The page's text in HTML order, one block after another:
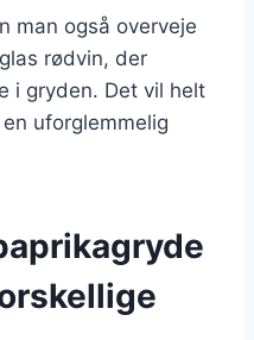
man også overveje
rødvin, der
i gryden. Det vil helt
uforglemmelig